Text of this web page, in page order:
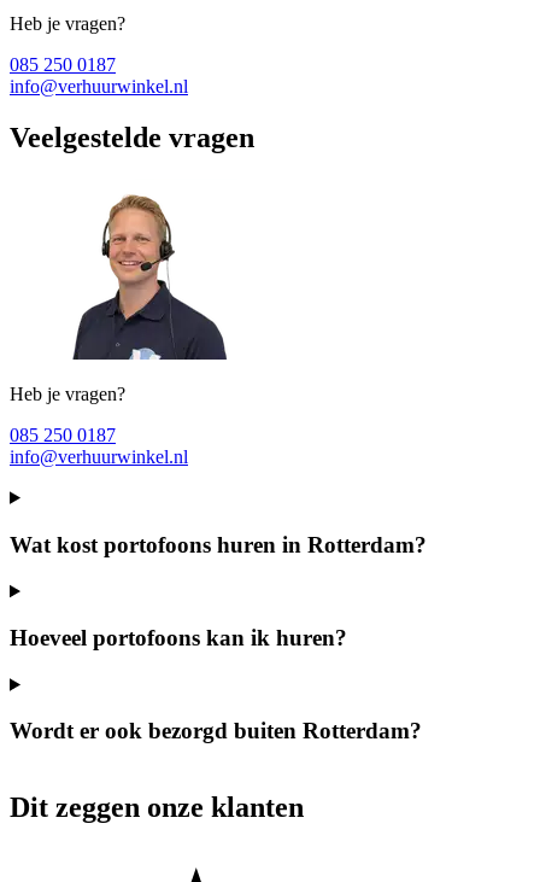
Heb je vragen?
085 250 0187
info@verhuurwinkel.nl
Veelgestelde vragen
Heb je vragen?
085 250 0187
info@verhuurwinkel.nl
Wat kost portofoons huren in Rotterdam?
Hoeveel portofoons kan ik huren?
Wordt er ook bezorgd buiten Rotterdam?
Dit zeggen onze klanten